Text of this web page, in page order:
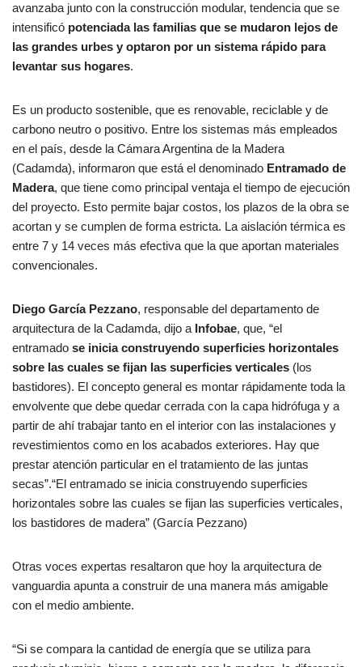
avanzaba junto con la construcción modular, tendencia que se
intensificó potenciada las familias que se mudaron lejos de
las grandes urbes y optaron por un sistema rápido para
levantar sus hogares.
Es un producto sostenible, que es renovable, reciclable y de
carbono neutro o positivo. Entre los sistemas más empleados
en el país, desde la Cámara Argentina de la Madera
(Cadamda), informaron que está el denominado Entramado de
Madera, que tiene como principal ventaja el tiempo de ejecución
del proyecto. Esto permite bajar costos, los plazos de la obra se
acortan y se cumplen de forma estricta. La aislación térmica es
entre 7 y 14 veces más efectiva que la que aportan materiales
convencionales.
Diego García Pezzano, responsable del departamento de
arquitectura de la Cadamda, dijo a Infobae, que, “el
entramado se inicia construyendo superficies horizontales
sobre las cuales se fijan las superficies verticales (los
bastidores). El concepto general es montar rápidamente toda la
envolvente que debe quedar cerrada con la capa hidrófuga y a
partir de ahí trabajar tanto en el interior con las instalaciones y
revestimientos como en los acabados exteriores. Hay que
prestar atención particular en el tratamiento de las juntas
secas”.“El entramado se inicia construyendo superficies
horizontales sobre las cuales se fijan las superficies verticales,
los bastidores de madera” (García Pezzano)
Otras voces expertas resaltaron que hoy la arquitectura de
vanguardia apunta a construir de una manera más amigable
con el medio ambiente.
“Si se compara la cantidad de energía que se utiliza para